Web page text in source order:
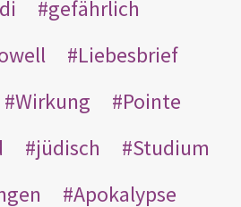
gefährlich
Liebesbrief
Wirkung
Pointe
jüdisch
Studium
Apokalypse